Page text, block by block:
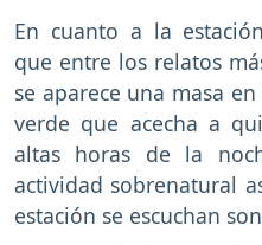
En cuanto a la
que entre los relatos
se aparece una masa
verde que acecha a
altas horas de la
actividad sobrenatural
estación se escuchan